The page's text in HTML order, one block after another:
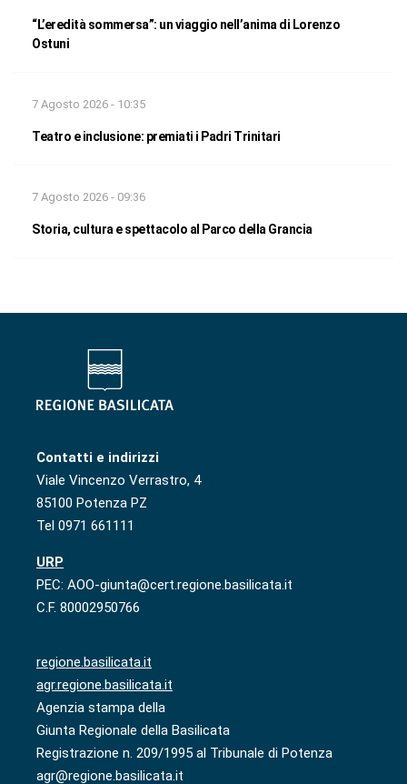
“L’eredità sommersa”: un viaggio nell’anima di Lorenzo
Ostuni
7 Agosto 2026 - 10:35
Teatro e inclusione: premiati i Padri Trinitari
7 Agosto 2026 - 09:36
Storia, cultura e spettacolo al Parco della Grancia
Contatti e indirizzi
Viale Vincenzo Verrastro, 4
85100 Potenza PZ
Tel 0971 661111
URP
PEC: AOO-giunta@cert.regione.basilicata.it
C.F. 80002950766
regione.basilicata.it
agr.regione.basilicata.it
Agenzia stampa della
Giunta Regionale della Basilicata
Registrazione n. 209/1995 al Tribunale di Potenza
agr@regione.basilicata.it